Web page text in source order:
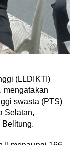
(LLDIKTI)
mengatakan
swasta (PTS)
Selatan,
Belitung.